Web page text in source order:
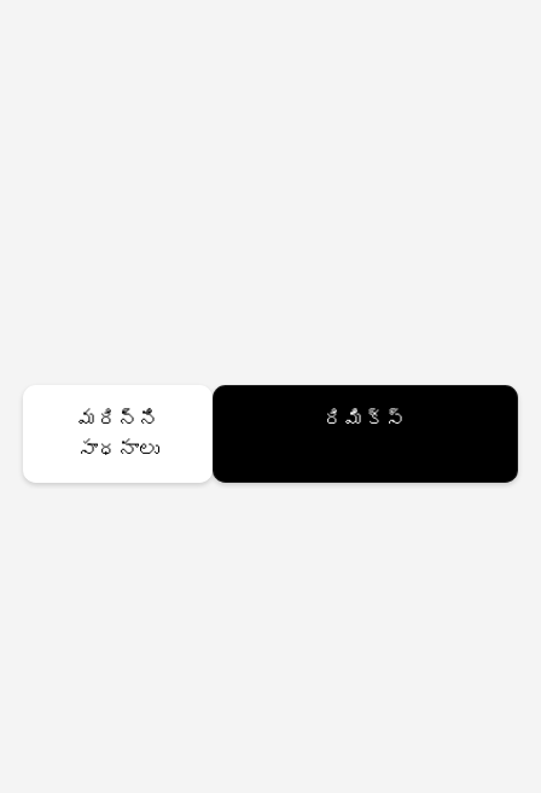
మరిన్ని
సాధనాలు
రిమిక్స్